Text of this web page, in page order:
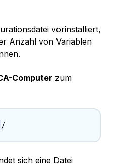
vorinstalliert,
Anzahl von Variablen
Computer zum
sich eine Datei